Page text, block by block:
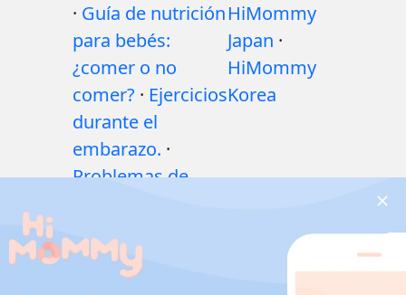
· Guía de nutrición
para bebés:
¿comer o no
comer? · Ejercicios
durante el
embarazo. ·
Problemas de
Medicamentos
durante el
HiMommy
Japan ·
HiMommy
Korea